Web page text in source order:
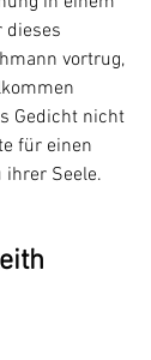
dieses
vortrug,
Gedicht nicht
für einen
ihrer Seele.